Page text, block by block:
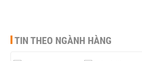
TIN THEO NGÀNH HÀNG